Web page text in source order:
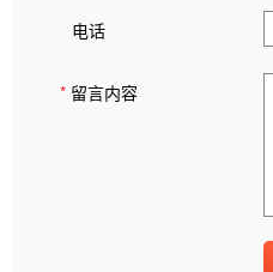
电话
* 留言内容